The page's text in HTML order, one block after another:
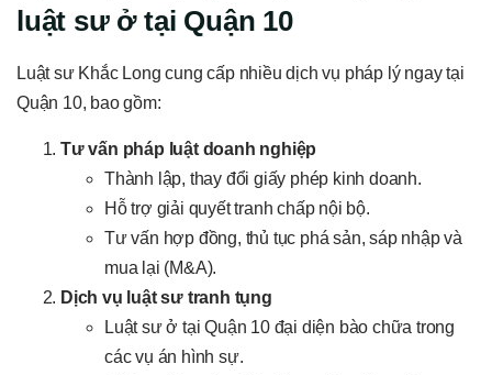
luật sư ở tại Quận 10
Luật sư Khắc Long cung cấp nhiều dịch vụ pháp lý ngay tại
Quận 10, bao gồm:
Tư vấn pháp luật doanh nghiệp
Thành lập, thay đổi giấy phép kinh doanh.
Hỗ trợ giải quyết tranh chấp nội bộ.
Tư vấn hợp đồng, thủ tục phá sản, sáp nhập và
mua lại (M&A).
Dịch vụ luật sư tranh tụng
Luật sư ở tại Quận 10 đại diện bào chữa trong
các vụ án hình sự.